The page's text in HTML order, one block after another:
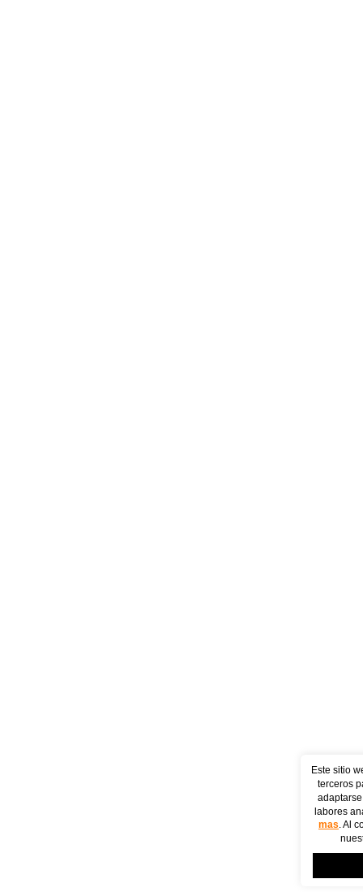
Este sitio
terceros
labores
mas. Al